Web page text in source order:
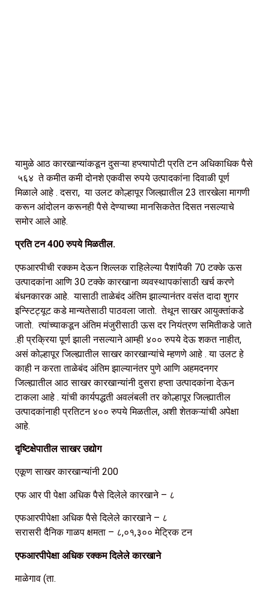
यामुळे आठ कारखान्यांकडून दुसऱ्या हप्त्यापोटी प्रति टन अधिकाधिक पैसे
५६४ ते कमीत कमी दोनशे एकवीस रुपये उत्पादकांना दिवाळी पूर्ण
मिळाले आहे . दसरा, या उलट कोल्हापूर जिल्ह्यातील 23 तारखेला मागणी
करून आंदोलन करूनही पैसे देण्याच्या मानसिकतेत दिसत नसल्याचे
समोर आले आहे.
प्रति टन 400 रुपये मिळतील.
एफआरपीची रक्कम देऊन शिल्लक राहिलेल्या पैशांपैकी 70 टक्के ऊस
उत्पादकांना आणि 30 टक्के कारखाना व्यवस्थापकांसाठी खर्च करणे
बंधनकारक आहे. यासाठी ताळेबंद अंतिम झाल्यानंतर वसंत दादा शुगर
इन्स्टिट्यूट कडे मान्यतेसाठी पाठवला जातो. तेथून साखर आयुक्तांकडे
जातो. त्यांच्याकडून अंतिम मंजुरीसाठी ऊस दर नियंत्रण समितीकडे जाते
.ही प्रक्रिया पूर्ण झाली नसल्याने आम्ही ४०० रुपये देऊ शकत नाहीत,
असं कोल्हापूर जिल्ह्यातील साखर कारखान्यांचे म्हणणे आहे . या उलट हे
काही न करता ताळेबंद अंतिम झाल्यानंतर पुणे आणि अहमदनगर
जिल्ह्यातील आठ साखर कारखान्यांनी दुसरा हप्ता उत्पादकांना देऊन
टाकला आहे . यांची कार्यपद्धती अवलंबली तर कोल्हापूर जिल्ह्यातील
उत्पादकांनाही प्रतिटन ४०० रुपये मिळतील, अशी शेतकऱ्यांची अपेक्षा
आहे.
दृष्टिक्षेपातील साखर उद्योग
एकूण साखर कारखान्यांनी 200
एफ आर पी पेक्षा अधिक पैसे दिलेले कारखाने – ८
एफआरपीपेक्षा अधिक पैसे दिलेले कारखाने – ८
सरासरी दैनिक गाळप क्षमता – ८,०१,३०० मेट्रिक टन
एफआरपीपेक्षा अधिक रक्कम दिलेले कारखाने
माळेगाव (ता.